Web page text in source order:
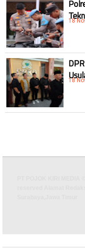
18
18